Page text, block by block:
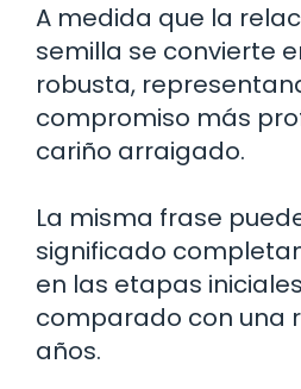
A medida que la
semilla se convierte
robusta,
compromiso más
cariño arraigado.
La misma frase
significado
en las etapas
comparado con una
años.